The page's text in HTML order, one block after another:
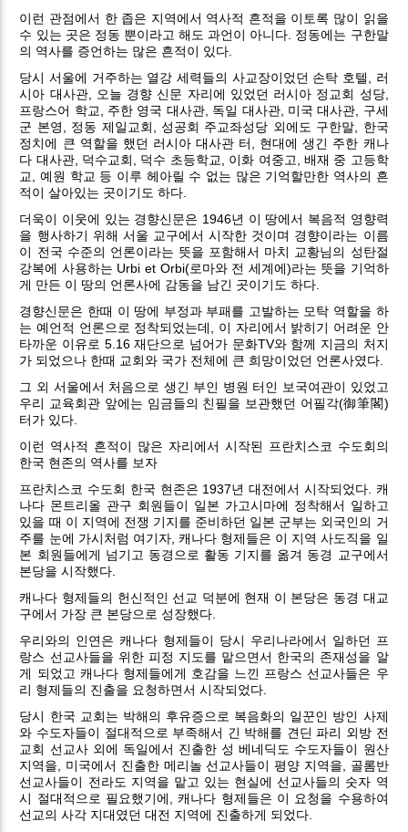
이런 관점에서 한 좁은 지역에서 역사적 흔적을 이토록 많이 읽을
수 있는 곳은 정동 뿐이라고 해도 과언이 아니다. 정동에는 구한말
의 역사를 증언하는 많은 흔적이 있다.
당시 서울에 거주하는 열강 세력들의 사교장이었던 손탁 호텔, 러
시아 대사관, 오늘 경향 신문 자리에 있었던 러시아 정교회 성당,
프랑스어 학교, 주한 영국 대사관, 독일 대사관, 미국 대사관, 구세
군 본영, 정동 제일교회, 성공회 주교좌성당 외에도 구한말, 한국
정치에 큰 역할을 했던 러시아 대사관 터, 현대에 생긴 주한 캐나
다 대사관, 덕수교회, 덕수 초등학교, 이화 여중고, 배재 중 고등학
교, 예원 학교 등 이루 헤아릴 수 없는 많은 기억할만한 역사의 흔
적이 살아있는 곳이기도 하다.
더욱이 이웃에 있는 경향신문은 1946년 이 땅에서 복음적 영향력
을 행사하기 위해 서울 교구에서 시작한 것이며 경향이라는 이름
이 전국 수준의 언론이라는 뜻을 포함해서 마치 교황님의 성탄절
강복에 사용하는 Urbi et Orbi(로마와 전 세계에)라는 뜻을 기억하
게 만든 이 땅의 언론사에 감동을 남긴 곳이기도 하다.
경향신문은 한때 이 땅에 부정과 부패를 고발하는 모탁 역할을 하
는 예언적 언론으로 정착되었는데, 이 자리에서 밝히기 어려운 안
타까운 이유로 5.16 재단으로 넘어가 문화TV와 함께 지금의 처지
가 되었으나 한때 교회와 국가 전체에 큰 희망이었던 언론사였다.
그 외 서울에서 처음으로 생긴 부인 병원 터인 보국여관이 있었고
우리 교육회관 앞에는 임금들의 친필을 보관했던 어필각(御筆閣)
터가 있다.
이런 역사적 흔적이 많은 자리에서 시작된 프란치스코 수도회의
한국 현존의 역사를 보자
프란치스코 수도회 한국 현존은 1937년 대전에서 시작되었다. 캐
나다 몬트리올 관구 회원들이 일본 가고시마에 정착해서 일하고
있을 때 이 지역에 전쟁 기지를 준비하던 일본 군부는 외국인의 거
주를 눈에 가시처럼 여기자, 캐나다 형제들은 이 지역 사도직을 일
본 회원들에게 넘기고 동경으로 활동 기지를 옮겨 동경 교구에서
본당을 시작했다.
캐나다 형제들의 헌신적인 선교 덕분에 현재 이 본당은 동경 대교
구에서 가장 큰 본당으로 성장했다.
우리와의 인연은 캐나다 형제들이 당시 우리나라에서 일하던 프
랑스 선교사들을 위한 피정 지도를 맡으면서 한국의 존재성을 알
게 되었고 캐나다 형제들에게 호감을 느낀 프랑스 선교사들은 우
리 형제들의 진출을 요청하면서 시작되었다.
당시 한국 교회는 박해의 후유증으로 복음화의 일꾼인 방인 사제
와 수도자들이 절대적으로 부족해서 긴 박해를 견딘 파리 외방 전
교회 선교사 외에 독일에서 진출한 성 베네딕도 수도자들이 원산
지역을, 미국에서 진출한 메리놀 선교사들이 평양 지역을, 골롬반
선교사들이 전라도 지역을 맡고 있는 현실에 선교사들의 숫자 역
시 절대적으로 필요했기에, 캐나다 형제들은 이 요청을 수용하여
선교의 사각 지대였던 대전 지역에 진출하게 되었다.